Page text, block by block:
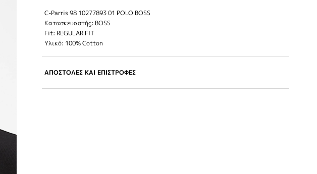
C-Parris 98 10277893 01 POLO BOSS
Κατασκευαστής: BOSS
Fit: REGULAR FIT
Υλικό: 100% Cotton
ΑΠΟΣΤΟΛΕΣ ΚΑΙ ΕΠΙΣΤΡΟΦΕΣ